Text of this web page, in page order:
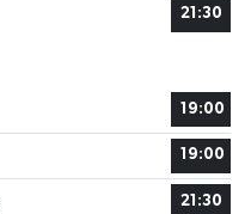
21:30
19:00
19:00
21:30